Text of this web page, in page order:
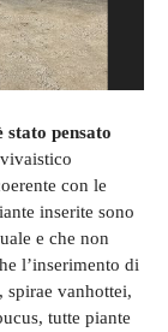
pensato
con le
inserite sono
e che non
l’inserimento di
spirae vanhottei,
tutte piante